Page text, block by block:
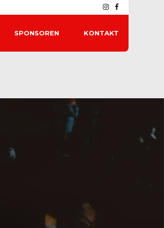
SPONSOREN KONTAKT